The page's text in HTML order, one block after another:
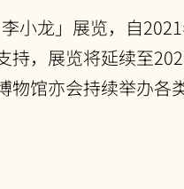
龙」展览，自2021
，展览将延续至
馆亦会持续举办各